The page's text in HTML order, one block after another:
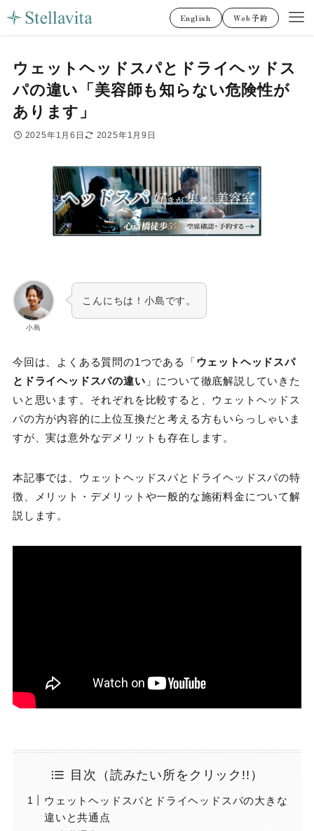
English Web予約
ウェットヘッドスパとドライヘッドス
パの違い「美容師も知らない危険性が
あります」
2025年1月6日 2025年1月9日
小島
こんにちは！小島です。
今回は、よくある質問の1つである「ウェットヘッドスパ
とドライヘッドスパの違い 」について徹底解説していきた
いと思います。それぞれを比較すると、ウェットヘッドス
パの方が内容的に上位互換だと考える方もいらっしゃいま
すが、実は意外なデメリットも存在します。
本記事では、ウェットヘッドスパとドライヘッドスパの特
徴、メリット・デメリットや一般的な施術料金について解
説します。
目次（読みたい所をクリック!!）
ウェットヘッドスパとドライヘッドスパの大きな
違いと共通点